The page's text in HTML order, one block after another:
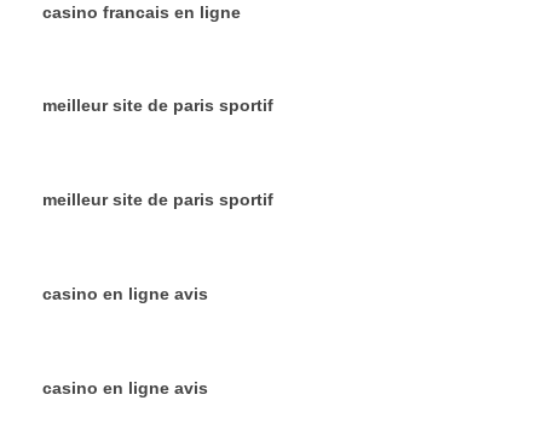
casino francais en ligne
meilleur site de paris sportif
meilleur site de paris sportif
casino en ligne avis
casino en ligne avis